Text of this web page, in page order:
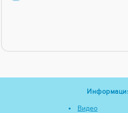
Видео